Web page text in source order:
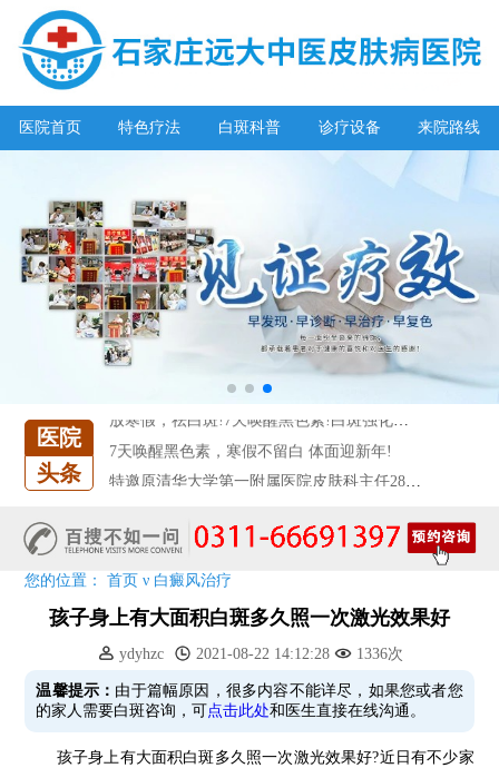
医院首页 特色疗法 白斑科普 诊疗设备 来院路线
医院
头条
恭贺伍德镜检查系统成功落户!暑期超强福利点击领取!
【世界白癜风日】白斑0元普查，更有多重福利千万别错过!
欢乐六一 “粽”享端午——彩绘童画世界 留住美丽瞬间
五一关爱全民皮肤健康，到院领取价值2240元白斑诊疗金!
清明小长假，2022春季白斑抗复发诊疗援助活动开启!
7天唤醒黑色素，寒假不留白 体面迎新年!
恭贺伍德镜检查系统成功落户!暑期超强福利点击领取!
您的位置：首页 ν 白癜风治疗
孩子身上有大面积白斑多久照一次激光效果好
ydyhzc 2021-08-22 14:12:28 1336次
温馨提示： 由于篇幅原因，很多内容不能详尽，如果您或者您
的家人需要白斑咨询，可点击此处和医生直接在线沟通。
孩子身上有大面积白斑多久照一次激光效果好?近日有不少家